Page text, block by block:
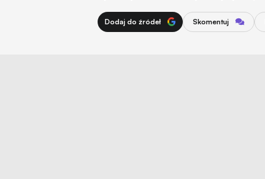
Dodaj do źródeł Skomentuj